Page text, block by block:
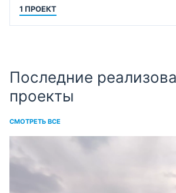
1 ПРОЕКТ
Последние
проекты
СМОТРЕТЬ ВСЕ